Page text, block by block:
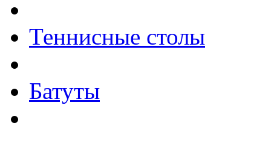
Теннисные столы
Батуты